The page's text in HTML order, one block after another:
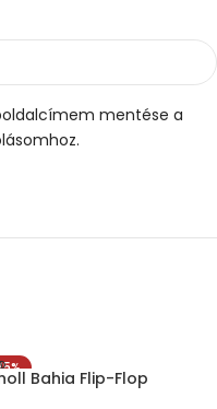
mentése a
Bahia Flip-Flop